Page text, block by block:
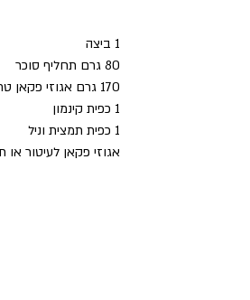
1 ביצה
80 גרם תחליף סוכר
170 גרם אגוזי פקאן טחונים דק
1 כפית קינמון
1 כפית תמצית וניל
אגוזי פקאן לעיטור